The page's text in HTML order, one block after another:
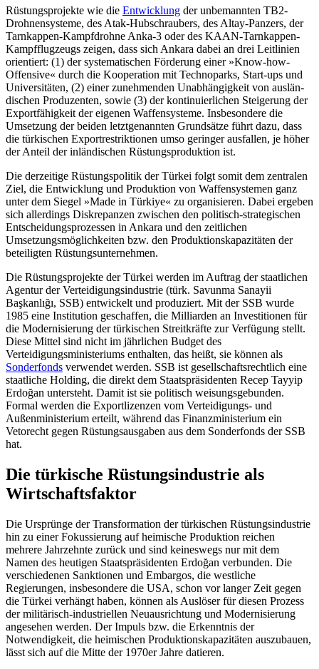
Rüstungsprojekte wie die Entwicklung der unbemannten TB2-
Drohnensysteme, des Atak-Hubschraubers, des Altay-Panzers, der
Tarnkappen-Kampfdrohne Anka-3 oder des KAAN-Tarnkappen-
Kampfflugzeugs zeigen, dass sich Ankara dabei an drei Leitlinien
orientiert: (1) der systematischen Förderung einer »Know-how-
Offensive« durch die Ko­operation mit Technoparks, Start-ups und
Universitäten, (2) einer zu­nehmenden Unabhängigkeit von auslän­
dischen Produzenten, sowie (3) der konti­nuierlichen Steigerung der
Exportfähigkeit der eigenen Waffensysteme. Insbesondere die
Umsetzung der beiden letztgenannten Grundsätze führt dazu, dass
die türkischen Exportrestriktionen umso geringer aus­fallen, je höher
der Anteil der inländischen Rüstungsproduktion ist.
Die derzeitige Rüstungspolitik der Türkei folgt somit dem zentralen
Ziel, die Entwick­lung und Produktion von Waffensystemen ganz
unter dem Siegel »Made in Türkiye« zu organisieren. Dabei ergeben
sich allerdings Diskrepanzen zwischen den politisch-strate­gischen
Entscheidungsprozessen in Ankara und den zeitlichen
Umsetzungsmöglich­keiten bzw. den Produktionskapazitäten der
beteiligten Rüstungsunternehmen.
Die Rüstungsprojekte der Türkei werden im Auftrag der staatlichen
Agentur der Ver­teidigungsindustrie (türk. Savunma Sanayii
Başkanlığı, SSB) entwickelt und produziert. Mit der SSB wurde
1985 eine Institution geschaffen, die Milliarden an Investitionen für
die Modernisierung der türkischen Streitkräfte zur Verfügung stellt.
Diese Mittel sind nicht im jährlichen Budget des
Verteidigungsministeriums enthalten, das heißt, sie können als
Sonderfonds verwendet werden. SSB ist gesellschaftsrechtlich eine
staatliche Holding, die direkt dem Staatspräsidenten Recep Tayyip
Erdoğan untersteht. Damit ist sie politisch weisungs­gebunden.
Formal werden die Export­lizenzen vom Verteidigungs- und
Außenministerium erteilt, während das Finanzministerium ein
Vetorecht gegen Rüstungs­ausgaben aus dem Sonderfonds der SSB
hat.
Die türkische Rüstungsindustrie als
Wirtschaftsfaktor
Die Ursprünge der Transformation der tür­kischen Rüstungsindustrie
hin zu einer Fokussierung auf heimische Produktion reichen
mehrere Jahrzehnte zurück und sind keineswegs nur mit dem
Namen des heutigen Staatspräsidenten Erdoğan ver­bunden. Die
verschiedenen Sanktionen und Embar­gos, die westliche
Regierungen, ins­besondere die USA, schon vor langer Zeit gegen
die Türkei verhängt haben, können als Auslöser für diesen Prozess
der mili­tärisch-industriellen Neuausrichtung und Modernisierung
angesehen werden. Der Impuls bzw. die Erkenntnis der
Notwendigkeit, die heimischen Produktionskapazitäten auszubauen,
lässt sich auf die Mitte der 1970er Jahre datieren.